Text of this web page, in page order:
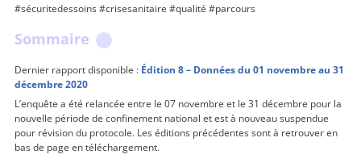
#sécuritedessoins #crisesanitaire #qualité #parcours
Sommaire
Dernier rapport disponible : Édition 8 – Données du 01 novembre au 31
décembre 2020
L’enquête a été relancée entre le 07 novembre et le 31 décembre pour la
nouvelle période de confinement national et est à nouveau suspendue
pour révision du protocole. Les éditions précédentes sont à retrouver en
bas de page en téléchargement.